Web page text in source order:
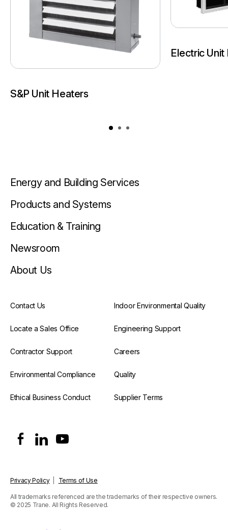
S&P Unit Heaters
Electric
Energy and Building Services
Products and Systems
Education & Training
Newsroom
About Us
Contact Us Indoor Environmental Quality
Locate a Sales Office Engineering Support
Contractor Support Careers
Environmental Compliance Quality
Ethical Business Conduct Supplier Terms
Privacy Policy| Terms of Use
All trademarks referenced are the trademarks of their respective owners.
© 2025 Trane. All Rights Reserved.